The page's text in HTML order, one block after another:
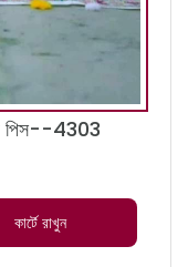
পিস--4303
কার্টে রাখুন